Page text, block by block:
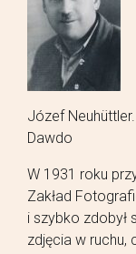
Józef
Dawdo
W 1931 roku
Zakład
i szybko zdobył
zdjęcia w ruchu,